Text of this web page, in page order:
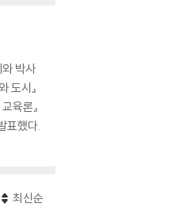
박사
도시』
육론』
표했다.
최신순